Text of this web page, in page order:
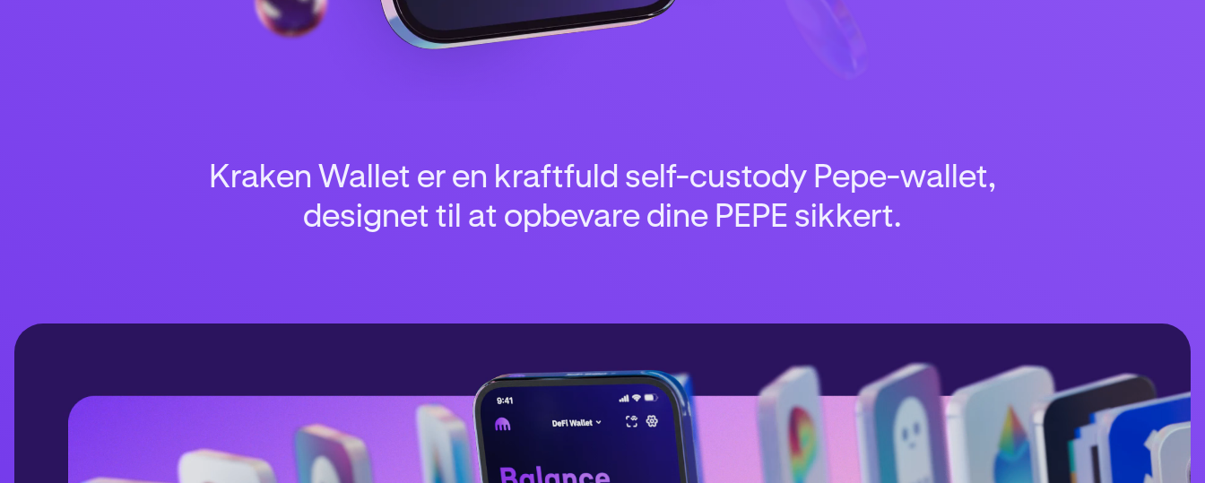
Kraken Wallet er en kraftfuld self-custody Pepe-wallet,
designet til at opbevare dine PEPE sikkert.